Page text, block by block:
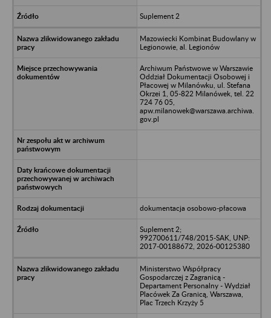
Suplement 2
Mazowiecki Kombinat Budowlany w
Legionowie, al. Legionów
Archiwum Państwowe w Warszawie
Oddział Dokumentacji Osobowej i
Płacowej w Milanówku, ul. Stefana
Okrzei 1, 05-822 Milanówek, tel. 22
724 76 05,
apw.milanowek@warszawa.archiwa.
gov.pl
dokumentacja osobowo-płacowa
Suplement 2;
992700611/748/2015-SAK, UNP:
2017-00188672, 2026-00125380
Ministerstwo Współpracy
Gospodarczej z Zagranicą -
Departament Personalny - Wydział
Placówek Za Granicą, Warszawa,
Plac Trzech Krzyży 5